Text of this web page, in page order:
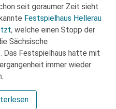
seit geraumer Zeit sieht
Festspielhaus Hellerau
, welche einen Stopp der
Sächsische
Festspielhaus hatte mit
immer wieder